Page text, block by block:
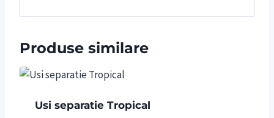
Produse similare
Usi separatie Tropical